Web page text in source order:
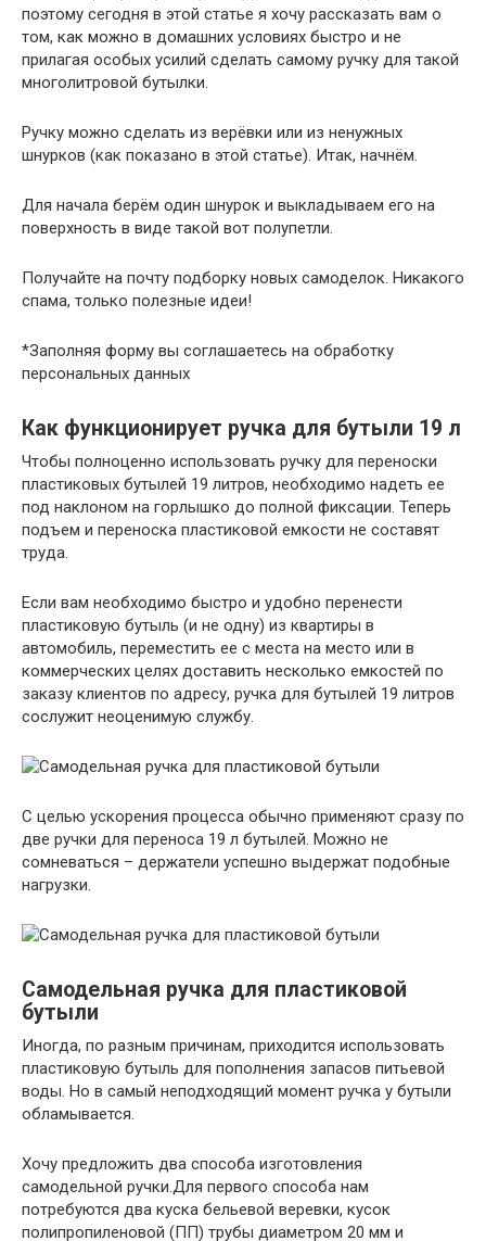
поэтому сегодня в этой статье я хочу рассказать вам о
том, как можно в домашних условиях быстро и не
прилагая особых усилий сделать самому ручку для такой
многолитровой бутылки.
Ручку можно сделать из верёвки или из ненужных
шнурков (как показано в этой статье). Итак, начнём.
Для начала берём один шнурок и выкладываем его на
поверхность в виде такой вот полупетли.
Получайте на почту подборку новых самоделок. Никакого
спама, только полезные идеи!
*Заполняя форму вы соглашаетесь на обработку
персональных данных
Как функционирует ручка для бутыли 19 л
Чтобы полноценно использовать ручку для переноски
пластиковых бутылей 19 литров, необходимо надеть ее
под наклоном на горлышко до полной фиксации. Теперь
подъем и переноска пластиковой емкости не составят
труда.
Если вам необходимо быстро и удобно перенести
пластиковую бутыль (и не одну) из квартиры в
автомобиль, переместить ее с места на место или в
коммерческих целях доставить несколько емкостей по
заказу клиентов по адресу, ручка для бутылей 19 литров
сослужит неоценимую службу.
С целью ускорения процесса обычно применяют сразу по
две ручки для переноса 19 л бутылей. Можно не
сомневаться – держатели успешно выдержат подобные
нагрузки.
Самодельная ручка для пластиковой
бутыли
Иногда, по разным причинам, приходится использовать
пластиковую бутыль для пополнения запасов питьевой
воды. Но в самый неподходящий момент ручка у бутыли
обламывается.
Хочу предложить два способа изготовления
самодельной ручки.Для первого способа нам
потребуются два куска бельевой веревки, кусок
полипропиленовой (ПП) трубы диаметром 20 мм и